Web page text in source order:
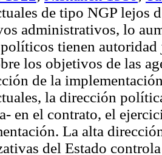
de tipo NGP lejos
administrativos, lo
tienen
los objetivos de las
de la
la dirección
en el contrato, el
La alta
del Estado